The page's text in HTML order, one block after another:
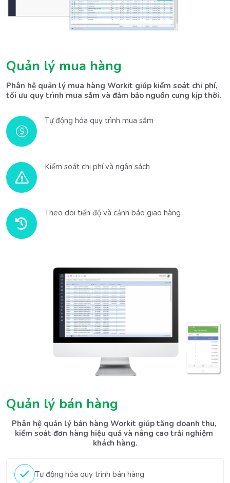
Quản lý mua hàng
Phân hệ quản lý mua hàng Workit giúp kiểm soát chi phí,
tối ưu quy trình mua sắm và đảm bảo nguồn cung kịp thời.
Tự động hóa quy trình mua sắm
Kiểm soát chi phí và ngân sách
Theo dõi tiến độ và cảnh báo giao hàng
Phân hệ quản lý bán hàng Workit giúp tăng doanh thu,
kiểm soát đơn hàng hiệu quả và nâng cao trải nghiệm
khách hàng.
Tự động hóa quy trình bán hàng